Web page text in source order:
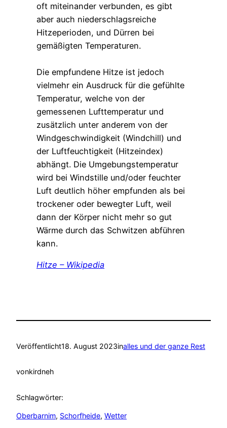
oft miteinander verbunden, es gibt
aber auch niederschlagsreiche
Hitzeperioden, und Dürren bei
gemäßigten Temperaturen.
Die empfundene Hitze ist jedoch
vielmehr ein Ausdruck für die gefühlte
Temperatur, welche von der
gemessenen Lufttemperatur und
zusätzlich unter anderem von der
Windgeschwindigkeit (Windchill) und
der Luftfeuchtigkeit (Hitzeindex)
abhängt. Die Umgebungstemperatur
wird bei Windstille und/oder feuchter
Luft deutlich höher empfunden als bei
trockener oder bewegter Luft, weil
dann der Körper nicht mehr so gut
Wärme durch das Schwitzen abführen
kann.
Hitze – Wikipedia
Veröffentlicht18. August 2023inalles und der ganze Rest
vonkirdneh
Schlagwörter:
Oberbarnim, Schorfheide, Wetter